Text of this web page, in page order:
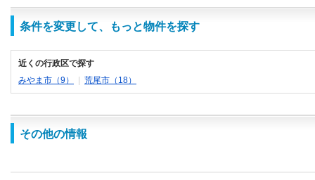
条件を変更して、もっと物件を探す
近くの行政区で探す
みやま市（9）
荒尾市（18）
その他の情報